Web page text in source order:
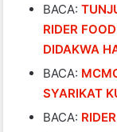
BACA:
RIDER
DIDAKWA
BACA:
SYARIKAT
BACA: